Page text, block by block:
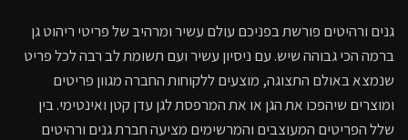
גנים ורהיטים פורשת בפניכם עולם עשיר ומרהיב של פריטי ריהוט גן
ברמה הכי גבוהה שיש. עם ניסיון עשיר ועם תשומת לב רבה לכל פריט
שנמצא באולם התצוגה, מוצעים ללקוחות החברה מגוון פריטים
ומוצרים שיהפכו את הגן או את המרפסת לגן עדן קטן ואינטימי. בין
שלל הפריטים המעוצבים והמרשימים מציעה חברת גנים ורהיטים